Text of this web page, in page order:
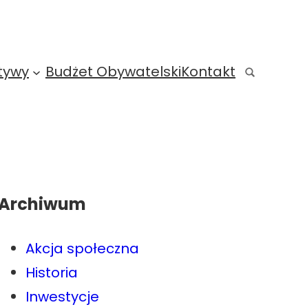
Budżet ObywatelskiKontakt
Akcja społeczna
Historia
Inwestycje